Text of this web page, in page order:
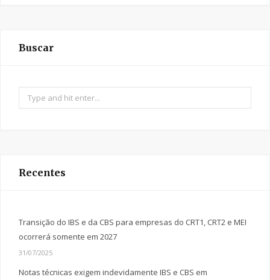
Buscar
Search
for:
Recentes
Transição do IBS e da CBS para empresas do CRT1, CRT2 e MEI
ocorrerá somente em 2027
31/07/2025
Notas técnicas exigem indevidamente IBS e CBS em